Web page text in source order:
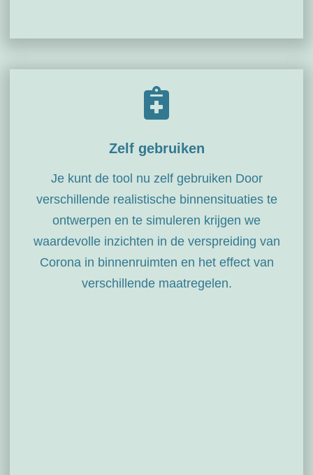
Zelf gebruiken
Je kunt de tool nu zelf gebruiken Door
verschillende realistische binnensituaties te
ontwerpen en te simuleren krijgen we
waardevolle inzichten in de verspreiding van
Corona in binnenruimten en het effect van
verschillende maatregelen.